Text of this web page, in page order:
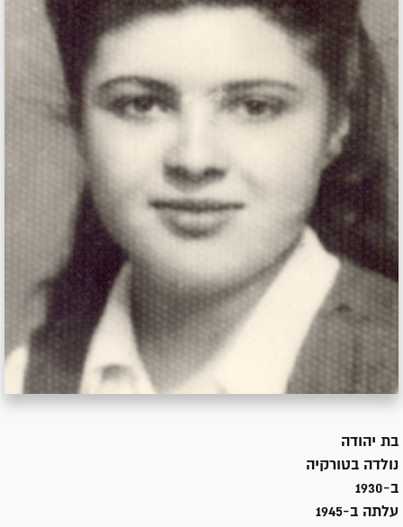
בת יהודה
נולדה בטורקיה
ב-1930
עלתה ב-1945